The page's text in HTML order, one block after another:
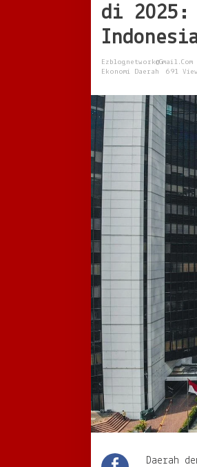
di 2025:
Ezblognetwork@gmail.com
Ekonomi Daerah
691
Daerah